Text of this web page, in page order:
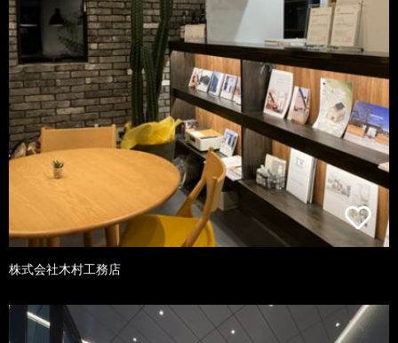
株式会社木村工務店